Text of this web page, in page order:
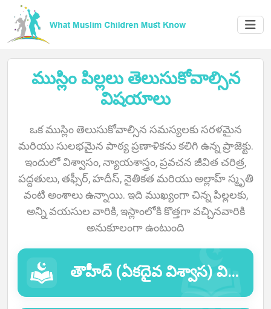
Home
About
Languages
ముస్లిం పిల్లలు తెలుసుకోవాల్సిన
విషయాలు
ఒక ముస్లిం తెలుసుకోవాల్సిన సమస్యలకు సరళమైన
మరియు సులభమైన పాఠ్య ప్రణాళికను కలిగి ఉన్న ప్రాజెక్టు.
ఇందులో విశ్వాసం, న్యాయశాస్త్రం, ప్రవచన జీవిత చరిత్ర,
పద్దతులు, తఫ్సీర్, హదీస్, నైతికత మరియు అల్లాహ్ స్మృతి
వంటి అంశాలు ఉన్నాయి. ఇది ముఖ్యంగా చిన్న పిల్లలకు,
అన్ని వయసుల వారికి, ఇస్లాంలోకి కొత్తగా వచ్చినవారికి
అనుకూలంగా ఉంటుంది
తౌహీద్ (ఏకదైవ విశ్వాస) విభాగము